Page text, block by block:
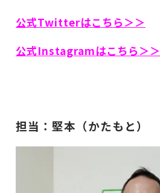
公式Twitterはこちら＞＞
公式Instagramはこちら＞＞
担当：堅本（かたもと）